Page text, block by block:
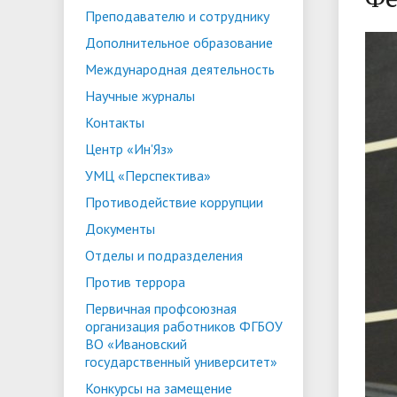
• Конкурсы на замещение
должностей
• Координационный центр ИвГУ
• Вход
• Олимпиада "Большие надежды
малых городов"
ориентации и содействия
трудоустройству выпускников
«Карьера»
•
• Платные образовательные услуги
• Стипендии и меры поддержки
обучающихся
•
• Абитуриенту
•
• Организация питания в
образовательной организации
Преподавателю и сотруднику
Дополнительное образование
Международная деятельность
Научные журналы
Контакты
Центр «Ин'Яз»
УМЦ «Перспектива»
Противодействие коррупции
Документы
Отделы и подразделения
Против террора
Первичная профсоюзная
организация работников ФГБОУ
ВО «Ивановский
государственный университет»
Конкурсы на замещение